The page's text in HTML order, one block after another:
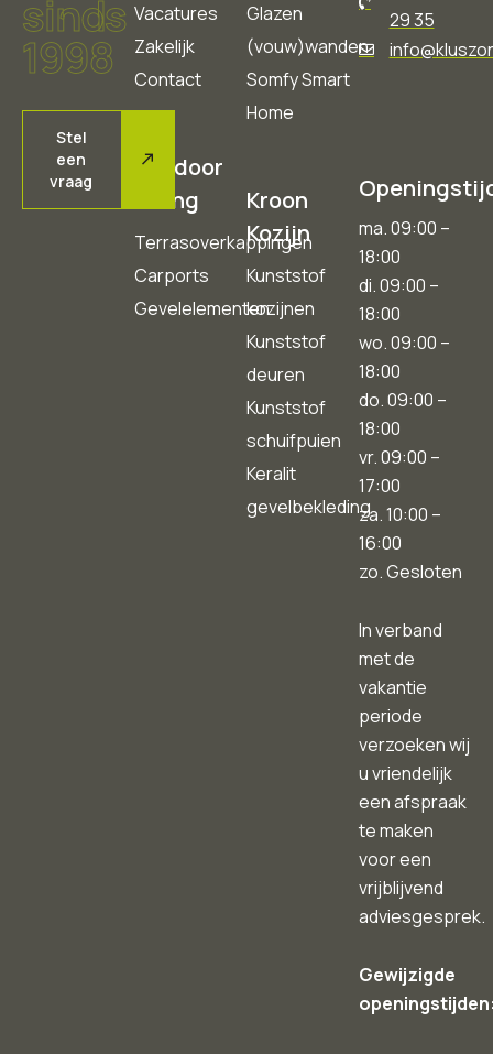
sinds
1998
Stel
een
vraag
Vacatures
Zakelijk
Contact
Outdoor
Living
Terrasoverkappingen
Carports
Gevelelementen
Glazen
(vouw)wanden
Somfy Smart
Home
Kroon
Kozijn
Kunststof
kozijnen
Kunststof
deuren
Kunststof
schuifpuien
Keralit
gevelbekleding
29 35
ma. 09:00 –
18:00
di. 09:00 –
18:00
wo. 09:00 –
18:00
do. 09:00 –
18:00
vr. 09:00 –
17:00
za. 10:00 –
16:00
zo. Gesloten
In verband
met de
vakantie
periode
verzoeken wij
u vriendelijk
een afspraak
te maken
voor een
vrijblijvend
adviesgesprek.
Gewijzigde